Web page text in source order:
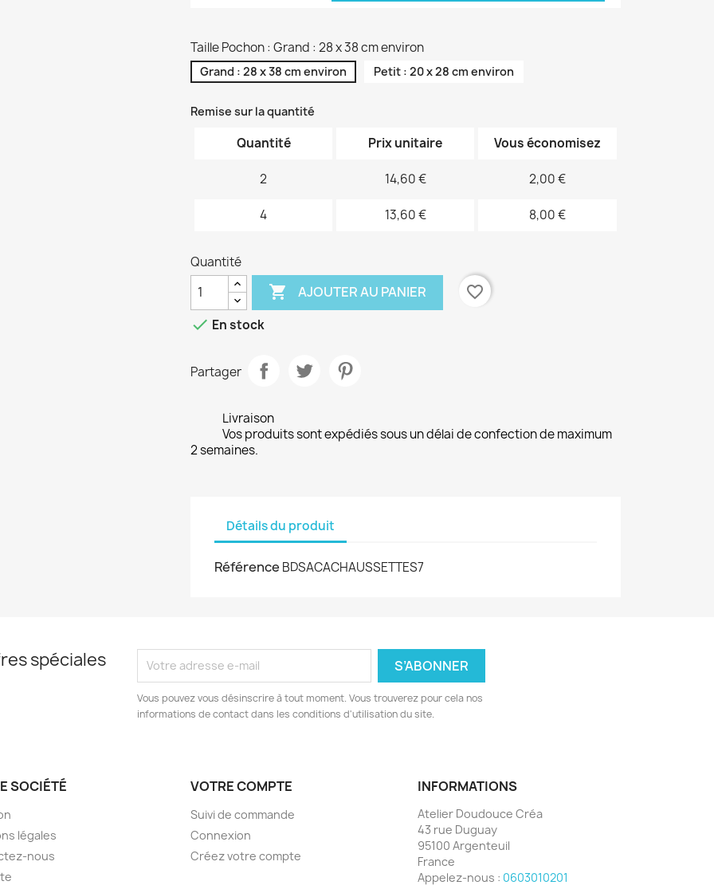
Taille Pochon : Grand : 28 x 38 cm environ
Grand : 28 x 38 cm environ Petit : 20 x 28 cm environ
Remise sur la quantité
Quantité Prix unitaire Vous économisez
2 14,60 € 2,00 €
4 13,60 € 8,00 €
Quantité
 AJOUTER AU PANIER
favorite_border
 En stock
Partager
Livraison
Vos produits sont expédiés sous un délai de confection de maximum
2 semaines.
Détails du produit
Référence BDSACACHAUSSETTES7
spéciales
Vous pouvez vous désinscrire à tout moment. Vous trouverez pour cela nos
informations de contact dans les conditions d'utilisation du site.
SOCIÉTÉ
légales
nous
VOTRE COMPTE
Suivi de commande
Connexion
Créez votre compte
INFORMATIONS
Atelier Doudouce Créa
43 rue Duguay
95100 Argenteuil
France
Appelez-nous : 0603010201